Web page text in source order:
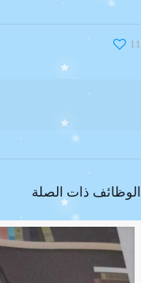
11
الوظائف ذات الصلة